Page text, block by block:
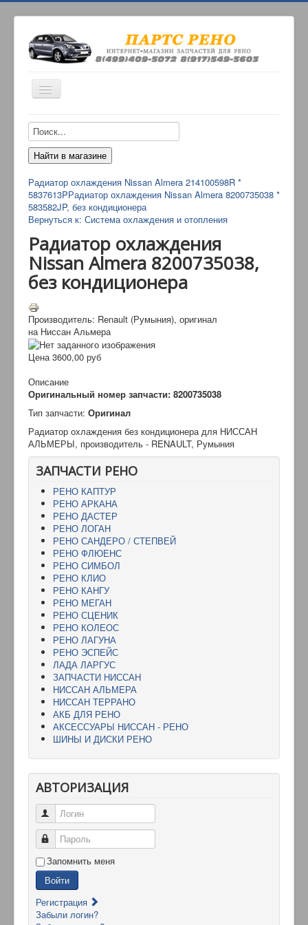
Включить/
выключить
ИНТЕРНЕТ-МАГАЗИН
О НАС
КОНТАКТЫ
ДОСТАВКА
Радиатор охлаждения Nissan Almera 214100598R *
5837613PРадиатор охлаждения Nissan Almera 8200735038 *
583582JP, без кондиционера
Вернуться к: Система охлаждения и отопления
Радиатор охлаждения
Nissan Almera 8200735038,
без кондиционера
Производитель: Renault (Румыния), оригинал
на Ниссан Альмера
Цена3600,00 руб
Описание
Оригинальный номер запчасти: 8200735038
Тип запчаcти: Оригинал
Радиатор охлаждения без кондиционера для НИССАН
АЛЬМЕРЫ, производитель - RENAULT, Румыния
ЗАПЧАСТИ РЕНО
РЕНО КАПТУР
РЕНО АРКАНА
РЕНО ДАСТЕР
РЕНО ЛОГАН
РЕНО САНДЕРО / СТЕПВЕЙ
РЕНО ФЛЮЕНС
РЕНО СИМБОЛ
РЕНО КЛИО
РЕНО КАНГУ
РЕНО МЕГАН
РЕНО СЦЕНИК
РЕНО КОЛЕОС
РЕНО ЛАГУНА
РЕНО ЭСПЕЙС
ЛАДА ЛАРГУС
ЗАПЧАСТИ НИССАН
НИССАН АЛЬМЕРА
НИССАН ТЕРРАНО
АКБ ДЛЯ РЕНО
АКСЕССУАРЫ НИССАН - РЕНО
ШИНЫ И ДИСКИ РЕНО
АВТОРИЗАЦИЯ
Логин
Пароль
Запомнить меня
Войти
Регистрация
Забыли логин?